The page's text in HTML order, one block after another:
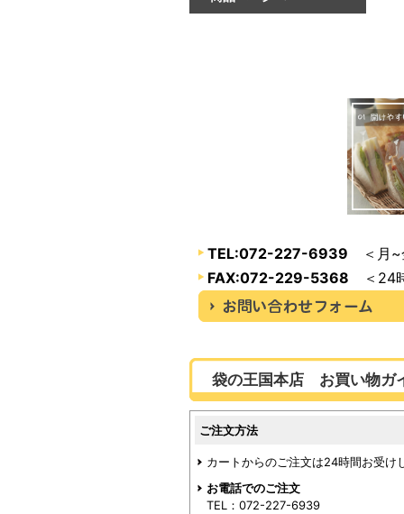
TEL:072-227-6939 ＜月~
FAX:072-229-5368 ＜24
袋の王国本店 お買い物ガ
ご注文方法
カートからのご注文は24時間お受け
お電話でのご注文
TEL：072-227-6939